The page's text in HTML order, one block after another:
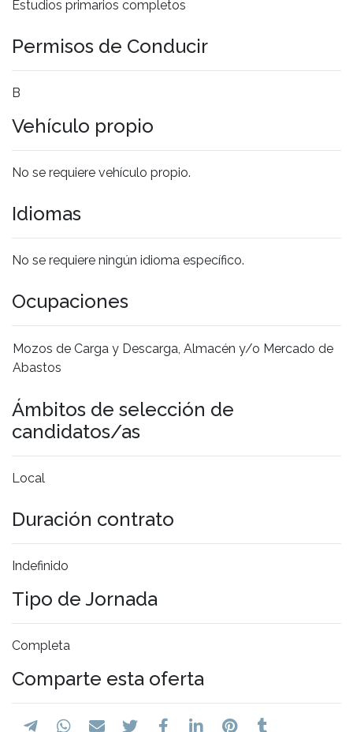
Estudios primarios completos
Permisos de Conducir
B
Vehículo propio
No se requiere vehículo propio.
Idiomas
No se requiere ningún idioma específico.
Ocupaciones
Mozos de Carga y Descarga, Almacén y/o Mercado de
Abastos
Ámbitos de selección de
candidatos/as
Local
Duración contrato
Indefinido
Tipo de Jornada
Completa
Comparte esta oferta